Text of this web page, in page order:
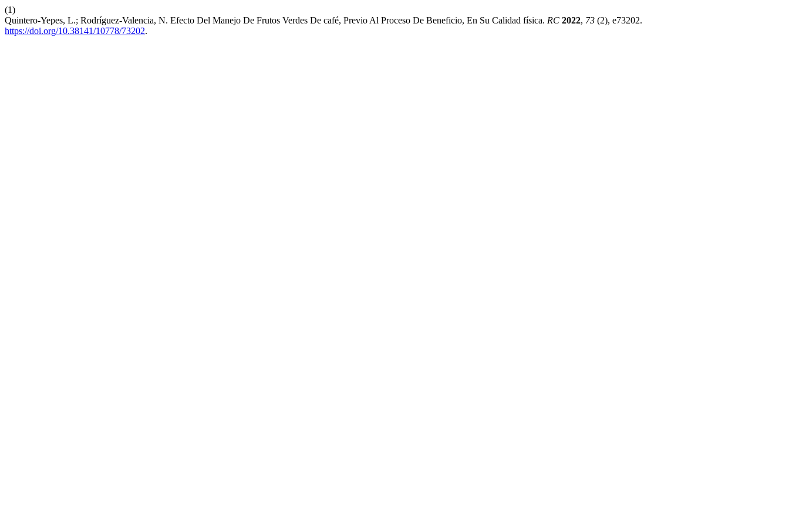
(1)
Quintero-Yepes, L.; Rodríguez-Valencia, N. Efecto Del Manejo De Frutos Verdes De café, Previo Al Proceso De Beneficio, En Su Calidad física. RC 2022, 73 (2), e73202.
https://doi.org/10.38141/10778/73202.